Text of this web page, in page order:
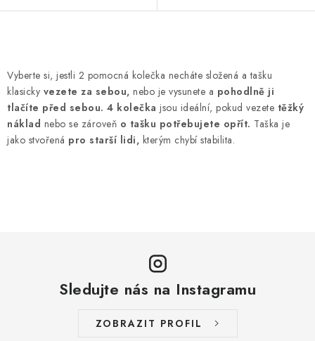
v
l
á
d
a
Vyberte si, jestli 2 pomocná kolečka necháte složená a tašku
klasicky vezete za sebou, nebo je vysunete a pohodlně ji
tlačíte před sebou. 4 kolečka jsou ideální, pokud vezete těžký
náklad nebo se zároveň o tašku potřebujete opřít. Taška je
jako stvořená pro starší lidi, kterým chybí stabilita.
Sledujte nás na Instagramu
ZOBRAZIT PROFIL